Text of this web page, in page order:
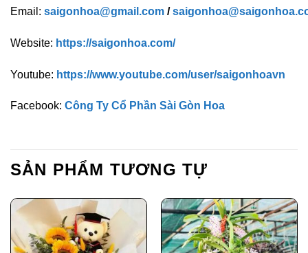
Email: saigonhoa@gmail.com /
Website: https://saigonhoa.com/
Youtube: https://www.youtube.com/user/saigonhoavn
Facebook: Công Ty Cổ Phần Sài Gòn Hoa
SẢN PHẨM TƯƠNG TỰ